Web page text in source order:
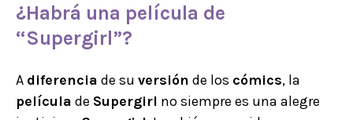
¿Habrá una película de
“Supergirl”?
A diferencia de su versión de los cómics, la
película de Supergirl no siempre es una alegre